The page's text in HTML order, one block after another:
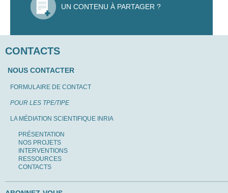
UN CONTENU À PARTAGER ?
CONTACTS
NOUS CONTACTER
FORMULAIRE DE CONTACT
POUR LES TPE/TIPE
LA MÉDIATION SCIENTIFIQUE INRIA
PRÉSENTATION
NOS PROJETS
INTERVENTIONS
RESSOURCES
CONTACTS